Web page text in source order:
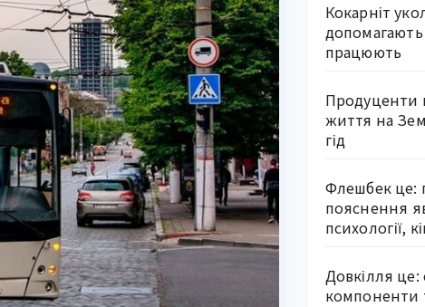
Кокарніт
допомагають
працюють
Продуценти
життя на
гід
Флешбек це:
пояснення
психології,
Довкілля це:
компоненти